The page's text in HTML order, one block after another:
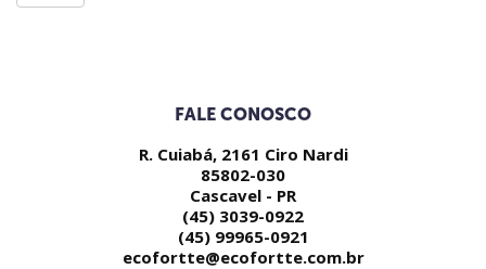
FALE CONOSCO
R. Cuiabá, 2161 Ciro Nardi
85802-030
Cascavel - PR
(45) 3039-0922
(45) 99965-0921
ecofortte@ecofortte.com.br